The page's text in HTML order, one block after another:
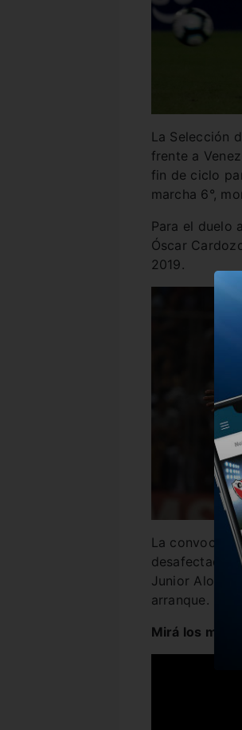
La Selección
frente a
fin de ciclo
marcha 6°,
Para el duelo
Óscar
2019.
La
desafectado
Junior Alonso
arranque.
Mirá los